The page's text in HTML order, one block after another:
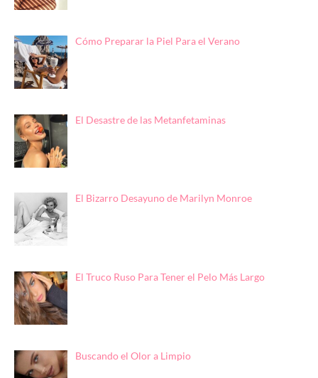
Cómo Preparar la Piel Para el Verano
El Desastre de las Metanfetaminas
El Bizarro Desayuno de Marilyn Monroe
El Truco Ruso Para Tener el Pelo Más Largo
Buscando el Olor a Limpio